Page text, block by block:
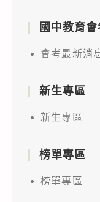
國中教育
會考最新消
新生專區
新生專區
榜單專區
榜單專區